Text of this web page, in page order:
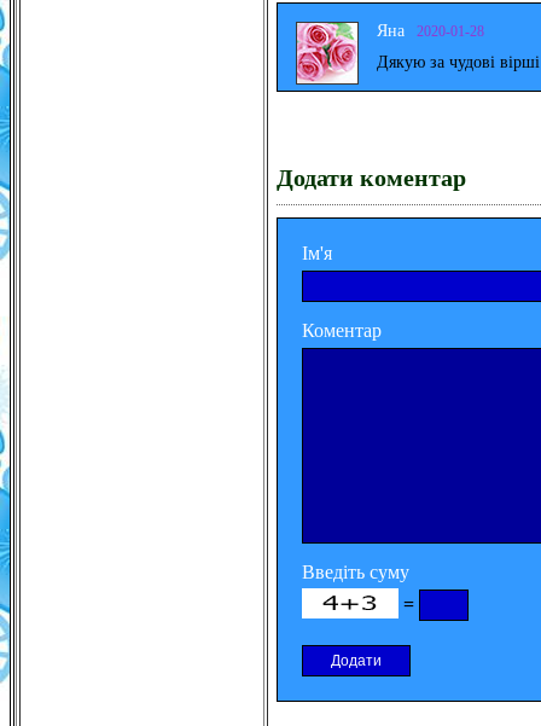
Яна 2020-01-28
Дякую за чудові
Додати коментар
Ім'я
Коментар
Введіть суму
=